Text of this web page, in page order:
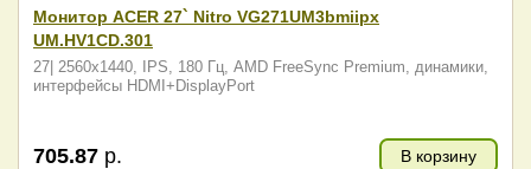
Монитор ACER 27` Nitro VG271UM3bmiipx
UM.HV1CD.301
27| 2560x1440, IPS, 180 Гц, AMD FreeSync Premium, динамики,
интерфейсы HDMI+DisplayPort
705.87 р. В корзину